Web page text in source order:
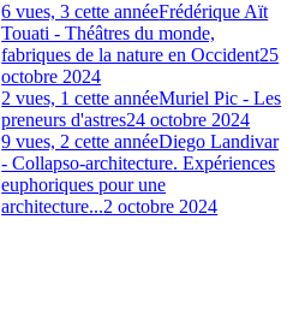
6 vues, 3 cette annéeFrédérique Aït
Touati - Théâtres du monde,
fabriques de la nature en Occident25
octobre 2024
2 vues, 1 cette annéeMuriel Pic - Les
preneurs d'astres24 octobre 2024
9 vues, 2 cette annéeDiego Landivar
- Collapso-architecture. Expériences
euphoriques pour une
architecture...2 octobre 2024